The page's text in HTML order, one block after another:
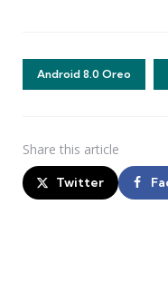
Android 8.0 Oreo
Share this article
Twitter